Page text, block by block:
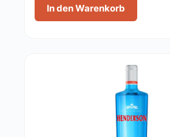
In den Warenkorb